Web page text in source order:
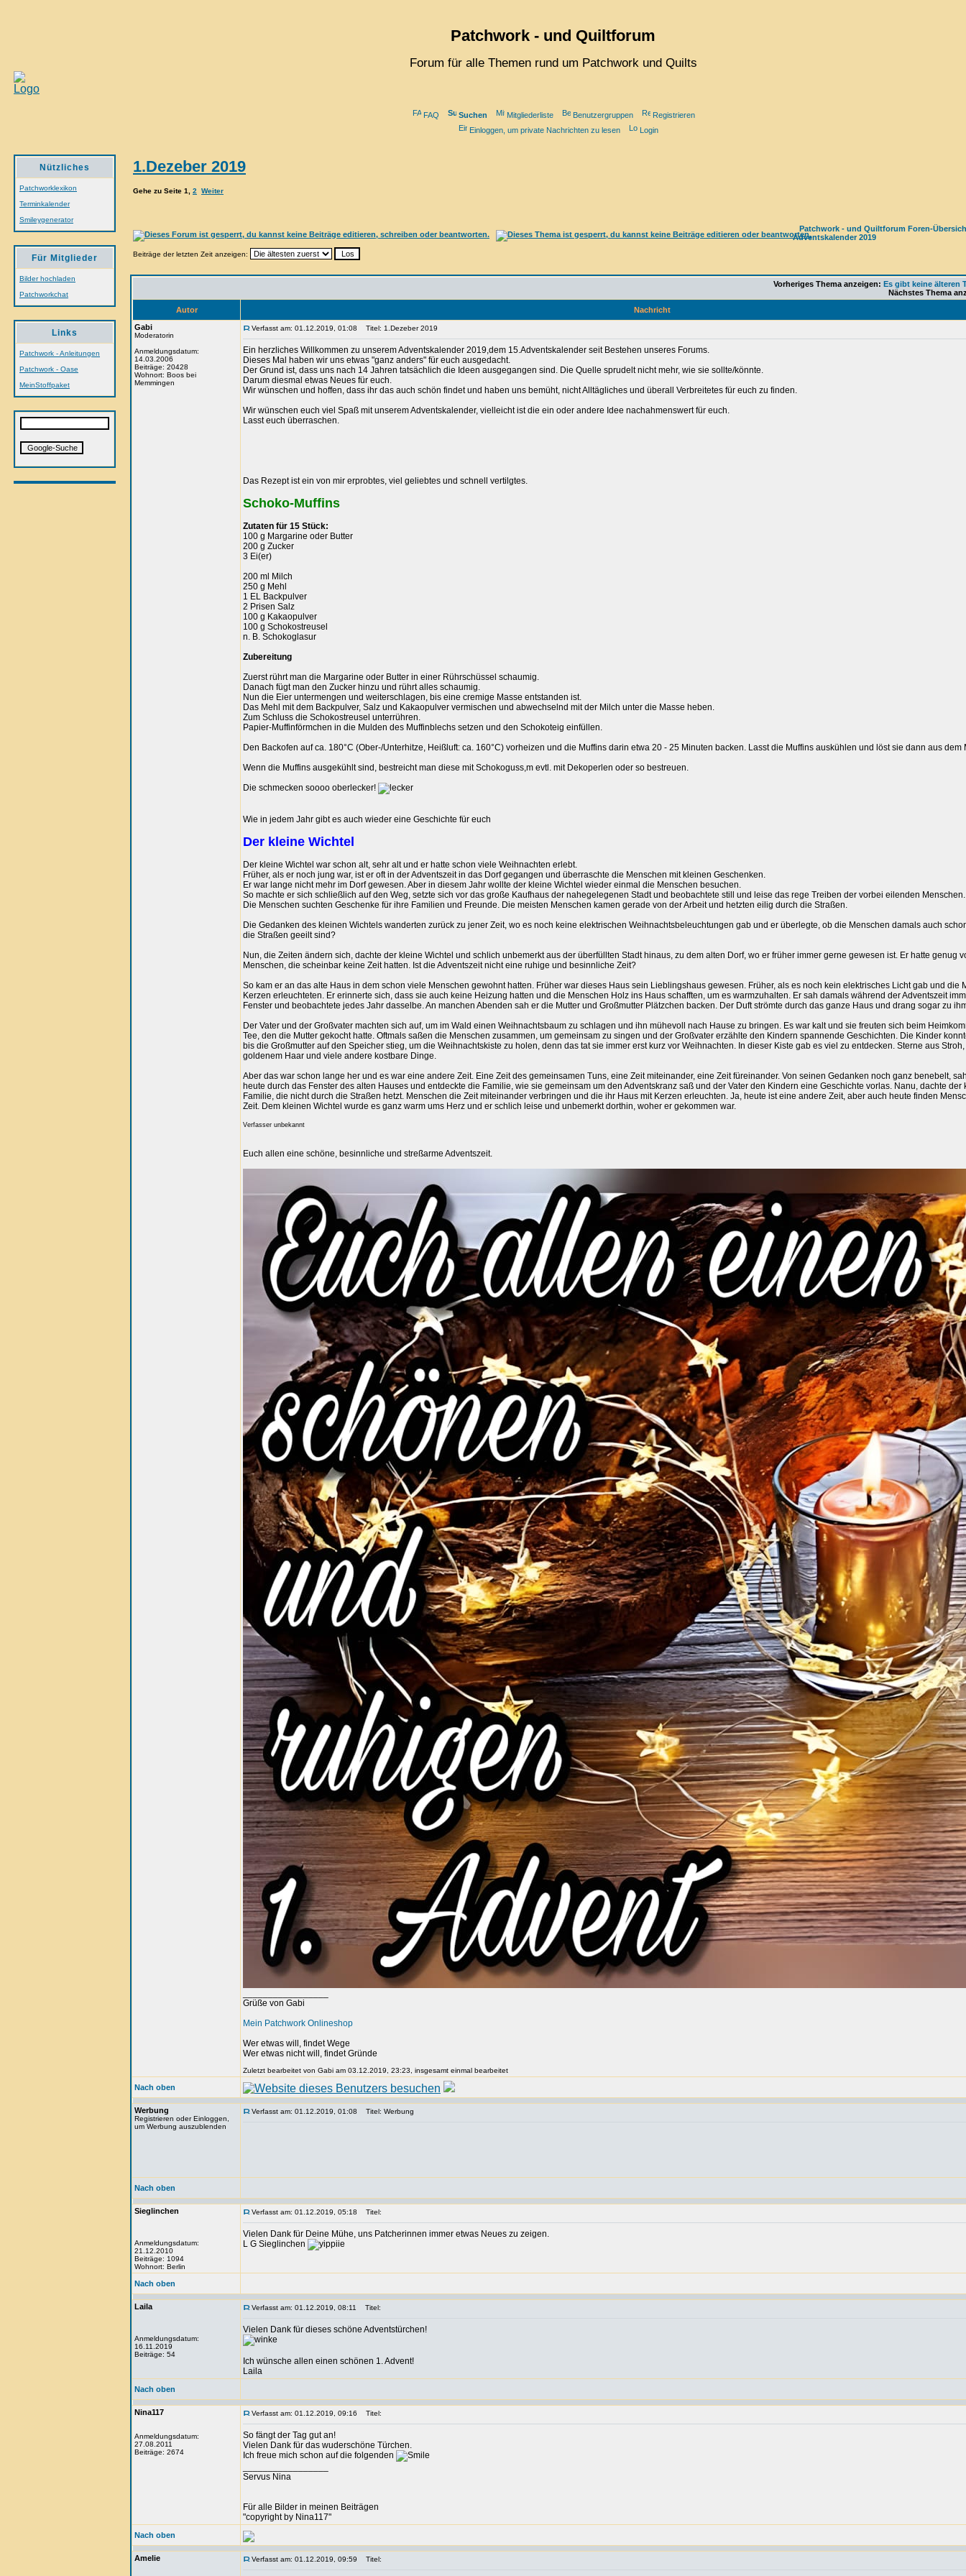
Patchwork - und Quiltforum
Forum für alle Themen rund um Patchwork und Quilts
FAQ Suchen Mitgliederliste Benutzergruppen
Registrieren
Einloggen, um private Nachrichten zu lesen
Login
Nützliches
Patchworklexikon
Terminkalender
Smileygenerator
Für Mitglieder
Bilder hochladen
Patchworkchat
Links
Patchwork - Anleitungen
Patchwork - Oase
MeinStoffpaket
1.Dezeber 2019
Gehe zu Seite 1 2 Weiter
Patchwork - und Quiltforum Foren-
Adventskalender 2019
Beiträge der letzten Zeit anzeigen:
Vorheriges Thema anzeigen: Es gibt keine älteren
Nächstes Thema
Autor
Nachricht
Gabi
Moderatorin
Anmeldungsdatum:
14.03.2006
Beiträge: 20428
Wohnort: Boos bei
Memmingen
Verfasst am: 01.12.2019, 01:08 Titel: 1.Dezeber 2019
Ein herzliches Willkommen zu unserem Adventskalender 2019,dem 15.Adventskalender seit Bestehen unseres Forums.
Dieses Mal haben wir uns etwas "ganz anders" für euch ausgedacht.
Der Grund ist, dass uns nach 14 Jahren tatsächlich die Ideen ausgegangen sind. Die Quelle sprudelt nicht mehr, wie sie sollte/könnte.
Darum diesmal etwas Neues für euch.
Wir wünschen und hoffen, dass ihr das auch schön findet und haben uns bemüht, nicht Alltägliches und überall Verbreitetes für euch zu finden.
Wir wünschen euch viel Spaß mit unserem Adventskalender, vielleicht ist die ein oder andere Idee nachahmenswert für euch.
Lasst euch überraschen.
Das Rezept ist ein von mir erprobtes, viel geliebtes und schnell vertilgtes.
Schoko-Muffins
Zutaten für 15 Stück:
100 g Margarine oder Butter
200 g Zucker
3 Ei(er)
200 ml Milch
250 g Mehl
1 EL Backpulver
2 Prisen Salz
100 g Kakaopulver
100 g Schokostreusel
n. B. Schokoglasur
Zubereitung
Zuerst rührt man die Margarine oder Butter in einer Rührschüssel schaumig.
Danach fügt man den Zucker hinzu und rührt alles schaumig.
Nun die Eier untermengen und weiterschlagen, bis eine cremige Masse entstanden ist.
Das Mehl mit dem Backpulver, Salz und Kakaopulver vermischen und abwechselnd mit der Milch unter die Masse heben.
Zum Schluss die Schokostreusel unterrühren.
Papier-Muffinförmchen in die Mulden des Muffinblechs setzen und den Schokoteig einfüllen.
Den Backofen auf ca. 180°C (Ober-/Unterhitze, Heißluft: ca. 160°C) vorheizen und die Muffins darin etwa 20 - 25 Minuten backen. Lasst die Muffins auskühlen und löst sie dann aus dem
Wenn die Muffins ausgekühlt sind, bestreicht man diese mit Schokoguss,m evtl. mit Dekoperlen oder so bestreuen.
Die schmecken soooo oberlecker!
Wie in jedem Jahr gibt es auch wieder eine Geschichte für euch
Der kleine Wichtel
Der kleine Wichtel war schon alt, sehr alt und er hatte schon viele Weihnachten erlebt.
Früher, als er noch jung war, ist er oft in der Adventszeit in das Dorf gegangen und überraschte die Menschen mit kleinen Geschenken.
Er war lange nicht mehr im Dorf gewesen. Aber in diesem Jahr wollte der kleine Wichtel wieder einmal die Menschen besuchen.
So machte er sich schließlich auf den Weg, setzte sich vor das große Kaufhaus der nahegelegenen Stadt und beobachtete still und leise das rege Treiben der vorbei eilenden Menschen.
Die Menschen suchten Geschenke für ihre Familien und Freunde. Die meisten Menschen kamen gerade von der Arbeit und hetzten eilig durch die Straßen.
Die Gedanken des kleinen Wichtels wanderten zurück zu jener Zeit, wo es noch keine elektrischen Weihnachtsbeleuchtungen gab und er überlegte, ob die Menschen damals auch
die Straßen geeilt sind?
Nun, die Zeiten ändern sich, dachte der kleine Wichtel und schlich unbemerkt aus der überfüllten Stadt hinaus, zu dem alten Dorf, wo er früher immer gerne gewesen ist. Er hatte genug
Menschen, die scheinbar keine Zeit hatten. Ist die Adventszeit nicht eine ruhige und besinnliche Zeit?
So kam er an das alte Haus in dem schon viele Menschen gewohnt hatten. Früher war dieses Haus sein Lieblingshaus gewesen. Früher, als es noch kein elektrisches Licht gab und die
Kerzen erleuchteten. Er erinnerte sich, dass sie auch keine Heizung hatten und die Menschen Holz ins Haus schafften, um es warmzuhalten. Er sah damals während der Adventszeit
Fenster und beobachtete jedes Jahr dasselbe. An manchen Abenden sah er die Mutter und Großmutter Plätzchen backen. Der Duft strömte durch das ganze Haus und drang sogar zu
Der Vater und der Großvater machten sich auf, um im Wald einen Weihnachtsbaum zu schlagen und ihn mühevoll nach Hause zu bringen. Es war kalt und sie freuten sich beim
Tee, den die Mutter gekocht hatte. Oftmals saßen die Menschen zusammen, um gemeinsam zu singen und der Großvater erzählte den Kindern spannende Geschichten. Die Kinder
bis die Großmutter auf den Speicher stieg, um die Weihnachtskiste zu holen, denn das tat sie immer erst kurz vor Weihnachten. In dieser Kiste gab es viel zu entdecken. Sterne aus
goldenem Haar und viele andere kostbare Dinge.
Aber das war schon lange her und es war eine andere Zeit. Eine Zeit des gemeinsamen Tuns, eine Zeit miteinander, eine Zeit füreinander. Von seinen Gedanken noch ganz benebelt,
heute durch das Fenster des alten Hauses und entdeckte die Familie, wie sie gemeinsam um den Adventskranz saß und der Vater den Kindern eine Geschichte vorlas. Nanu, dachte der
Familie, die nicht durch die Straßen hetzt. Menschen die Zeit miteinander verbringen und die ihr Haus mit Kerzen erleuchten. Ja, heute ist eine andere Zeit, aber auch heute finden
Zeit. Dem kleinen Wichtel wurde es ganz warm ums Herz und er schlich leise und unbemerkt dorthin, woher er gekommen war.
Verfasser unbekannt
Euch allen eine schöne, besinnliche und streßarme Adventszeit.
Grüße von Gabi
Mein Patchwork Onlineshop
Wer etwas will, findet Wege
Wer etwas nicht will, findet Gründe
Zuletzt bearbeitet von Gabi am 03.12.2019, 23:23, insgesamt einmal bearbeitet
Nach oben
Werbung
Registrieren oder Einloggen,
um Werbung auszublenden
Verfasst am: 01.12.2019, 01:08 Titel: Werbung
Nach oben
Sieglinchen
Anmeldungsdatum:
21.12.2010
Beiträge: 1094
Wohnort: Berlin
Verfasst am: 01.12.2019, 05:18 Titel:
Vielen Dank für Deine Mühe, uns Patcherinnen immer etwas Neues zu zeigen.
L G Sieglinchen
Nach oben
Laila
Anmeldungsdatum:
16.11.2019
Beiträge: 54
Verfasst am: 01.12.2019, 08:11 Titel:
Vielen Dank für dieses schöne Adventstürchen!
Ich wünsche allen einen schönen 1. Advent!
Laila
Nach oben
Nina117
Anmeldungsdatum:
27.08.2011
Beiträge: 2674
Verfasst am: 01.12.2019, 09:16 Titel:
So fängt der Tag gut an!
Vielen Dank für das wuderschöne Türchen.
Ich freue mich schon auf die folgenden
Servus Nina
Für alle Bilder in meinen Beiträgen
"copyright by Nina117"
Nach oben
Amelie Verfasst am: 01.12.2019, 09:59 Titel: